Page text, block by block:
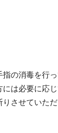
の消毒を行
は必要に応
させていた